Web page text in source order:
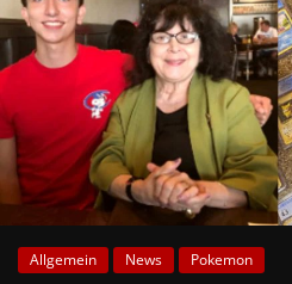
Allgemein News Pokemon